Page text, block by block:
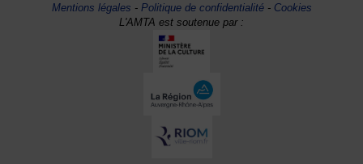
Mentions légales -Politique de confidentialité- Cookies
L'AMTA est soutenue par :